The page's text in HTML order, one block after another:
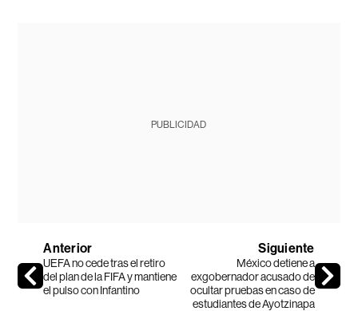
PUBLICIDAD
Anterior
UEFA no cede tras el retiro
del plan de la FIFA y mantiene
el pulso con Infantino
Siguiente
México detiene a
exgobernador acusado de
ocultar pruebas en caso de
estudiantes de Ayotzinapa